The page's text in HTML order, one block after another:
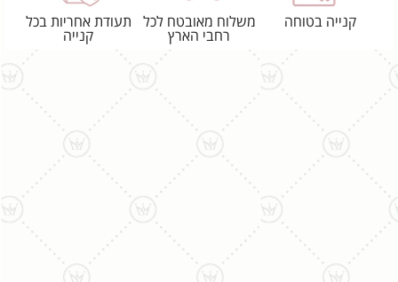
קנייה בטוחה
משלוח מאובטח לכל
רחבי הארץ
תעודת אחריות בכל
קנייה